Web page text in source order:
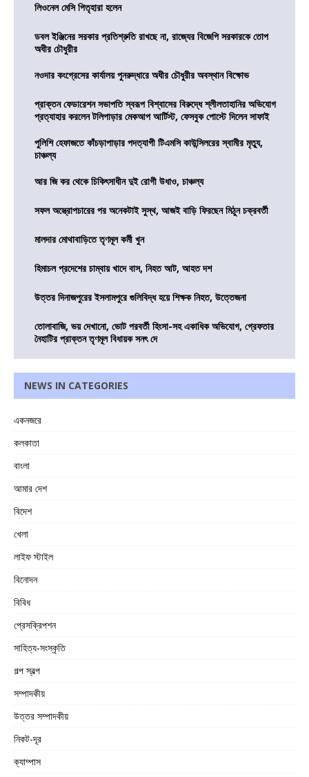
লিওনেল মেসি পিতৃহারা হলেন
ডবল ইঞ্জিনের সরকার প্রতিশ্রুতি রাখছে না, রাজ্যের বিজেপি সরকারকে তোপ
অধীর চৌধুরীর
নওদার কংগ্রেসের কার্যালয় পুনরুদ্ধারে অধীর চৌধুরীর অবস্থান বিক্ষোভ
প্রাক্তন ফেডারেশন সভাপতি স্বরূপ বিশ্বাসের বিরুদ্ধে শ্লীলতাহানির অভিযোগ
প্রত্যাহার করলেন টলিপাড়ার মেকআপ আর্টিস্ট, ফেসবুক পোস্টে দিলেন সাফাই
পুলিশি হেফাজতে কাঁচড়াপাড়ার পদত্যাগী টিএমসি কাউন্সিলরের স্বামীর মৃত্যু,
চাঞ্চল্য
আর জি কর থেকে চিকিৎসাধীন দুই রোগী উধাও, চাঞ্চল্য
সফল অস্ত্রোপচারের পর অনেকটাই সুস্থ, আজই বাড়ি ফিরছেন মিঠুন চক্রবর্তী
মালদার মোথাবাড়িতে তৃণমূল কর্মী খুন
হিমাচল প্রদেশের চাম্বায় খাদে বাস, নিহত আট, আহত দশ
উত্তর দিনাজপুরের ইসলামপুরে গুলিবিদ্ধ হয়ে শিক্ষক নিহত, উত্তেজনা
তোলাবাজি, ভয় দেখানো, ভোট পরবর্তী হিংসা-সহ একাধিক অভিযোগ, গ্রেফতার
নৈহাটির প্রাক্তন তৃণমূল বিধায়ক সনৎ দে
NEWS IN CATEGORIES
একনজরে
কলকাতা
বাংলা
আমার দেশ
বিদেশ
খেলা
লাইফ স্টাইল
বিনোদন
বিবিধ
প্রেসক্রিপশন
সাহিত্য-সংস্কৃতি
গল্প স্বল্প
সম্পাদকীয়
উত্তর সম্পাদকীয়
নিকট-দূর
ক্যাম্পাস